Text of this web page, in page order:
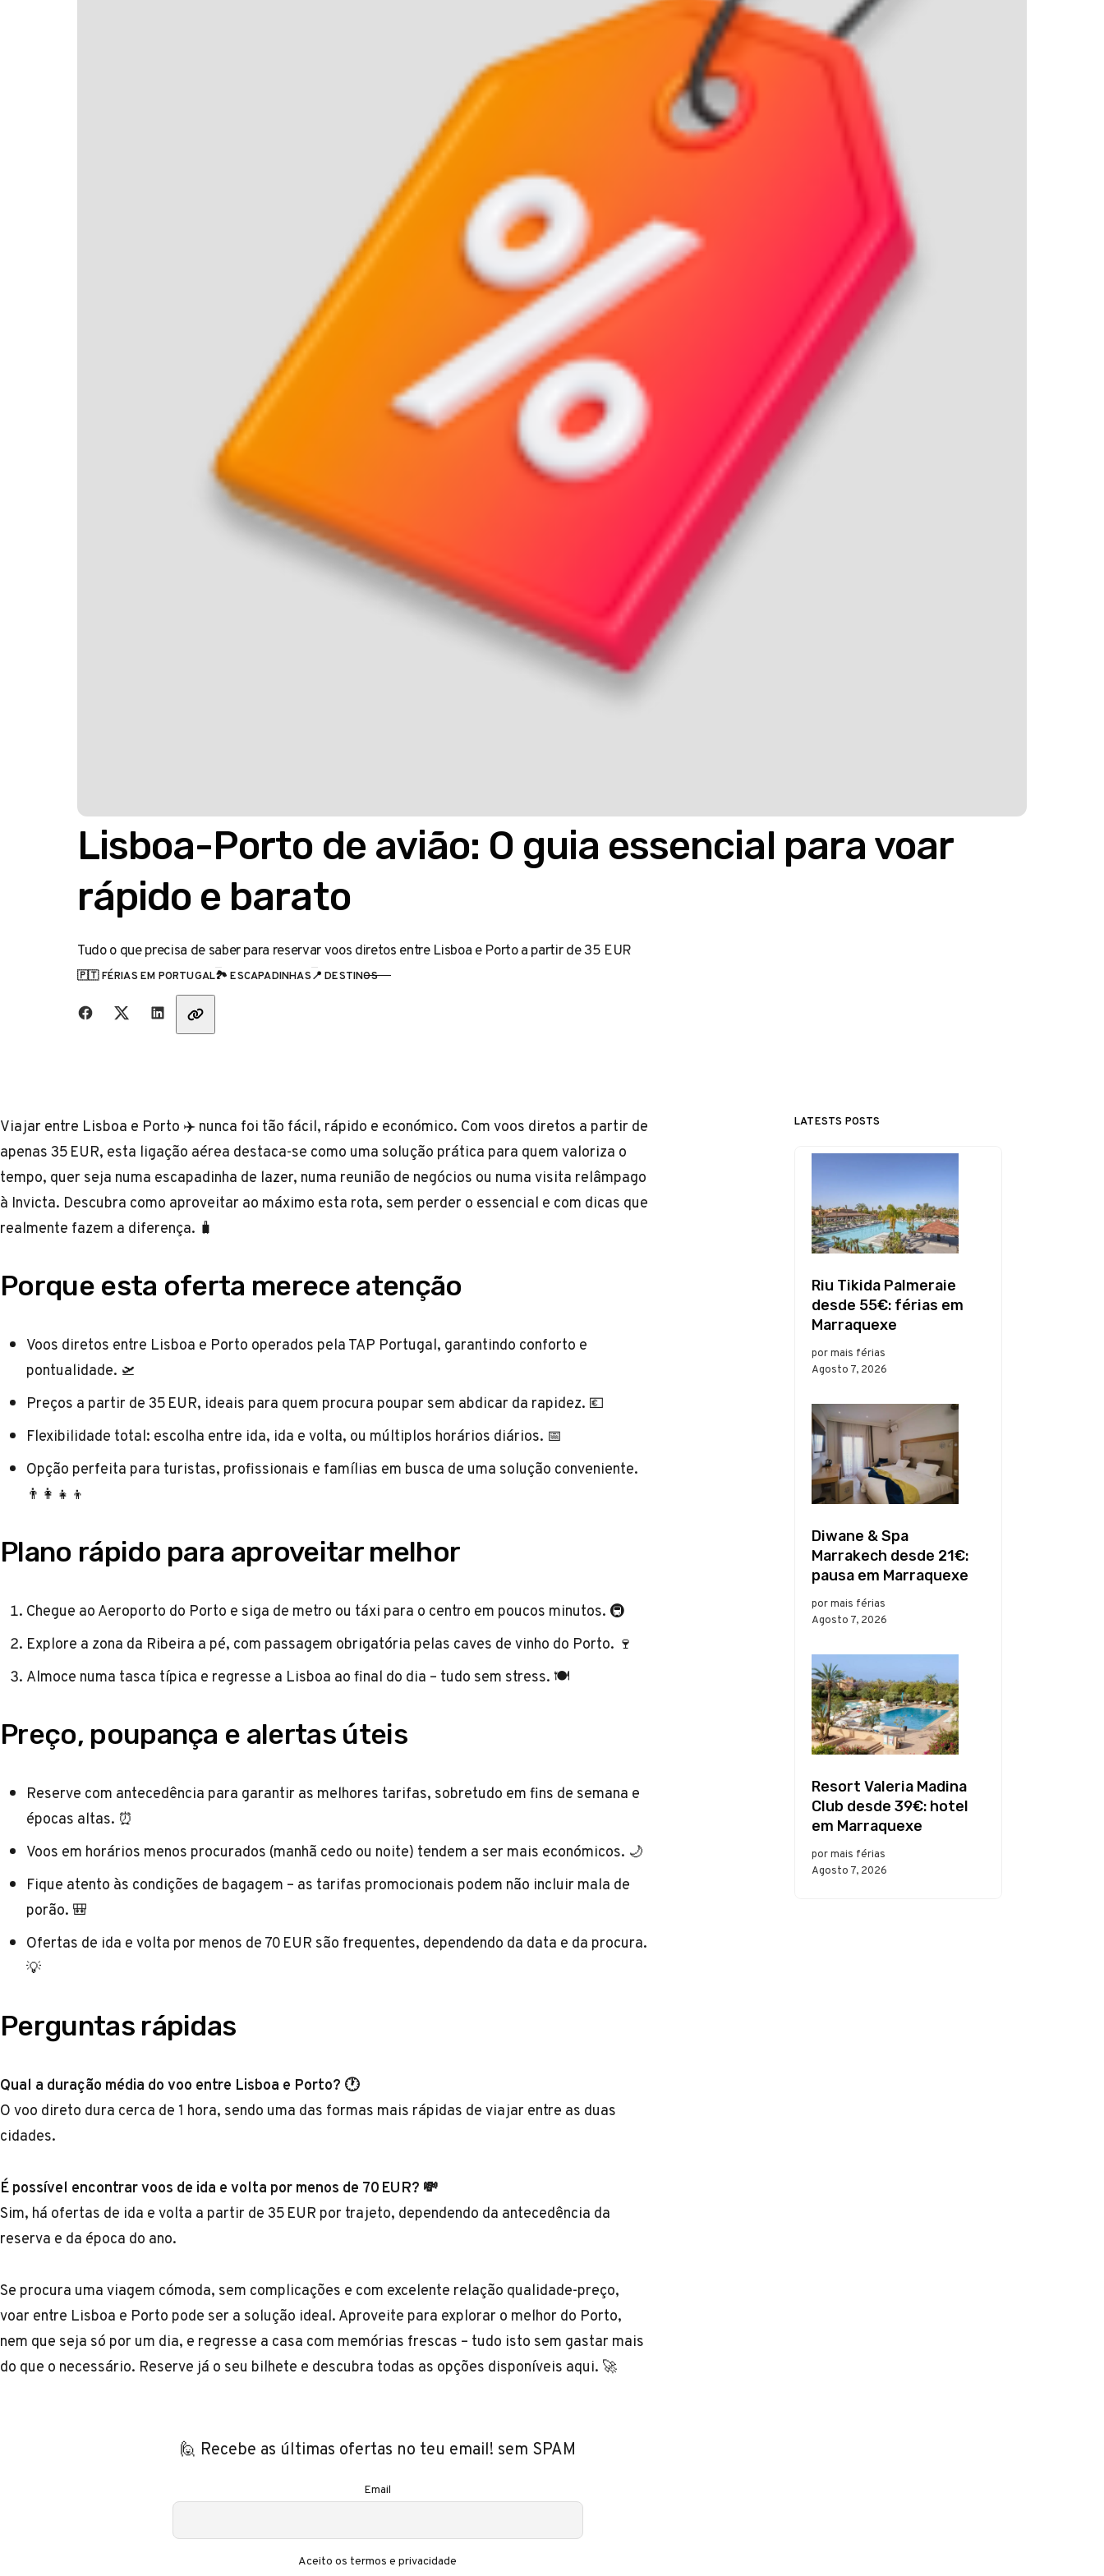
Lisboa-Porto de avião: O guia essencial para voar
rápido e barato
Tudo o que precisa de saber para reservar voos diretos entre Lisboa e Porto a partir de 35 EUR
CATEGORIA
🇵🇹 FÉRIAS EM PORTUGAL🏞️ ESCAPADINHAS📍 DESTINOS
Partilha com amigos
Viajar entre Lisboa e Porto ✈️ nunca foi tão fácil, rápido e económico. Com voos diretos a partir de
apenas 35 EUR, esta ligação aérea destaca-se como uma solução prática para quem valoriza o
tempo, quer seja numa escapadinha de lazer, numa reunião de negócios ou numa visita relâmpago
à Invicta. Descubra como aproveitar ao máximo esta rota, sem perder o essencial e com dicas que
realmente fazem a diferença. 🧳
Porque esta oferta merece atenção
Voos diretos entre Lisboa e Porto operados pela TAP Portugal, garantindo conforto e
pontualidade. 🛫
Preços a partir de 35 EUR, ideais para quem procura poupar sem abdicar da rapidez. 💶
Flexibilidade total: escolha entre ida, ida e volta, ou múltiplos horários diários. 📅
Opção perfeita para turistas, profissionais e famílias em busca de uma solução conveniente.
👨‍👩‍👧‍👦
Plano rápido para aproveitar melhor
Chegue ao Aeroporto do Porto e siga de metro ou táxi para o centro em poucos minutos. 🚇
Explore a zona da Ribeira a pé, com passagem obrigatória pelas caves de vinho do Porto. 🍷
Almoce numa tasca típica e regresse a Lisboa ao final do dia – tudo sem stress. 🍽️
Preço, poupança e alertas úteis
Reserve com antecedência para garantir as melhores tarifas, sobretudo em fins de semana e
épocas altas. ⏰
Voos em horários menos procurados (manhã cedo ou noite) tendem a ser mais económicos. 🌙
Fique atento às condições de bagagem – as tarifas promocionais podem não incluir mala de
porão. 🎒
Ofertas de ida e volta por menos de 70 EUR são frequentes, dependendo da data e da procura.
💡
Perguntas rápidas
Qual a duração média do voo entre Lisboa e Porto? 🕐
O voo direto dura cerca de 1 hora, sendo uma das formas mais rápidas de viajar entre as duas
cidades.
É possível encontrar voos de ida e volta por menos de 70 EUR? 💸
Sim, há ofertas de ida e volta a partir de 35 EUR por trajeto, dependendo da antecedência da
reserva e da época do ano.
Se procura uma viagem cómoda, sem complicações e com excelente relação qualidade-preço,
voar entre Lisboa e Porto pode ser a solução ideal. Aproveite para explorar o melhor do Porto,
nem que seja só por um dia, e regresse a casa com memórias frescas – tudo isto sem gastar mais
do que o necessário. Reserve já o seu bilhete e descubra todas as opções disponíveis aqui. 🚀
🙋 Recebe as últimas ofertas no teu email! sem SPAM
Email
Aceito os termos e privacidade
LATESTS POSTS
Riu Tikida Palmeraie
desde 55€: férias em
Marraquexe
por mais férias
Agosto 7, 2026
Diwane & Spa
Marrakech desde 21€:
pausa em Marraquexe
por mais férias
Agosto 7, 2026
Resort Valeria Madina
Club desde 39€: hotel
em Marraquexe
por mais férias
Agosto 7, 2026